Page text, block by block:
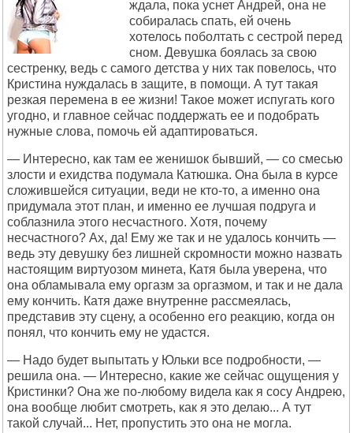
ждала, пока уснет Андрей, она не
собиралась спать, ей очень
хотелось поболтать с сестрой перед
сном. Девушка боялась за свою
сестренку, ведь с самого детства у них так повелось, что
Кристина нуждалась в защите, в помощи. А тут такая
резкая перемена в ее жизни! Такое может испугать кого
угодно, и главное сейчас поддержать ее и подобрать
нужные слова, помочь ей адаптироваться.
— Интересно, как там ее женишок бывший, — со смесью
злости и ехидства подумала Катюшка. Она была в курсе
сложившейся ситуации, веди не кто-то, а именно она
придумала этот план, и именно ее лучшая подруга и
соблазнила этого несчастного. Хотя, почему
несчастного? Ах, да! Ему же так и не удалось кончить —
ведь эту девушку без лишней скромности можно назвать
настоящим виртуозом минета, Катя была уверена, что
она обламывала ему оргазм за оргазмом, и так и не дала
ему кончить. Катя даже внутренне рассмеялась,
представив эту сцену, а особенно его реакцию, когда он
понял, что кончить ему не удастся.
— Надо будет выпытать у Юльки все подробности, —
решила она. — Интересно, какие же сейчас ощущения у
Кристинки? Она же по-любому видела как я сосу Андрею,
она вообще любит смотреть, как я это делаю... А тут
такой случай... Нет, пропустить это она не могла.